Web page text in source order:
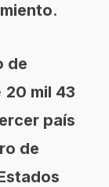
.
de
20 mil 43
país
de